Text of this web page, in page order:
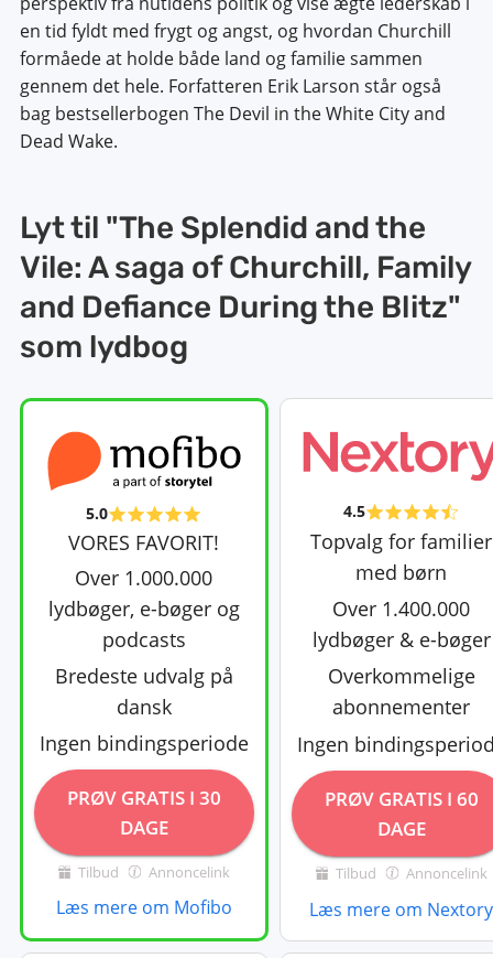
en tid fyldt med frygt og angst, og hvordan Churchill
formåede at holde både land og familie sammen
gennem det hele. Forfatteren Erik Larson står også
bag bestsellerbogen The Devil in the White City and
Dead Wake.
Lyt til "The Splendid and the
Vile: A saga of Churchill, Family
and Defiance During the Blitz"
som lydbog
5.0
VORES FAVORIT!
Over 1.000.000
lydbøger, e-bøger og
podcasts
Bredeste udvalg på
dansk
Ingen bindingsperiode
PRØV GRATIS I 30
DAGE
Tilbud Annoncelink
Læs mere om Mofibo
4.5
Topvalg for familier
med børn
Over 1.400.000
lydbøger & e-bøger
Overkommelige
abonnementer
Ingen
PRØV GRATIS I 60
DAGE
Tilbud Annoncelink
Læs mere om Nextory